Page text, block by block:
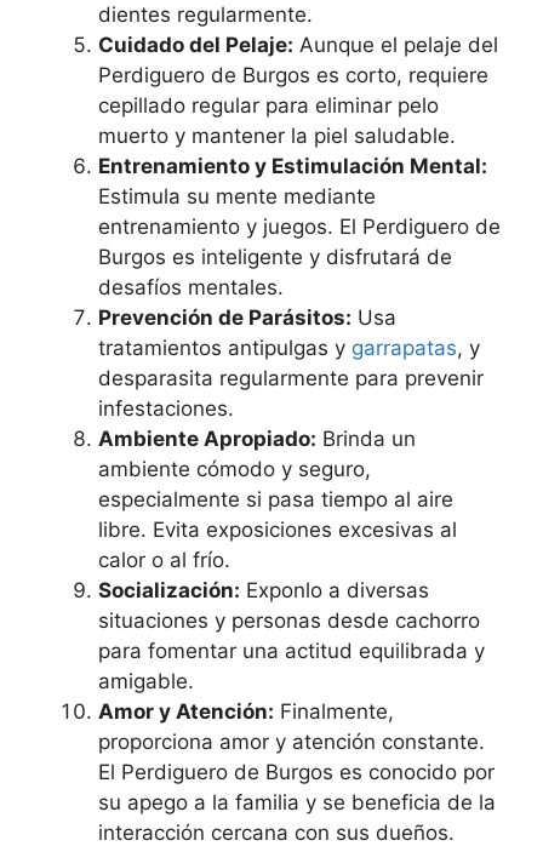
dientes regularmente.
Cuidado del Pelaje: Aunque el pelaje del
Perdiguero de Burgos es corto, requiere
cepillado regular para eliminar pelo
muerto y mantener la piel saludable.
Entrenamiento y Estimulación Mental:
Estimula su mente mediante
entrenamiento y juegos. El Perdiguero de
Burgos es inteligente y disfrutará de
desafíos mentales.
Prevención de Parásitos: Usa
tratamientos antipulgas y garrapatas, y
desparasita regularmente para prevenir
infestaciones.
Ambiente Apropiado: Brinda un
ambiente cómodo y seguro,
especialmente si pasa tiempo al aire
libre. Evita exposiciones excesivas al
calor o al frío.
Socialización: Exponlo a diversas
situaciones y personas desde cachorro
para fomentar una actitud equilibrada y
amigable.
Amor y Atención: Finalmente,
proporciona amor y atención constante.
El Perdiguero de Burgos es conocido por
su apego a la familia y se beneficia de la
interacción cercana con sus dueños.